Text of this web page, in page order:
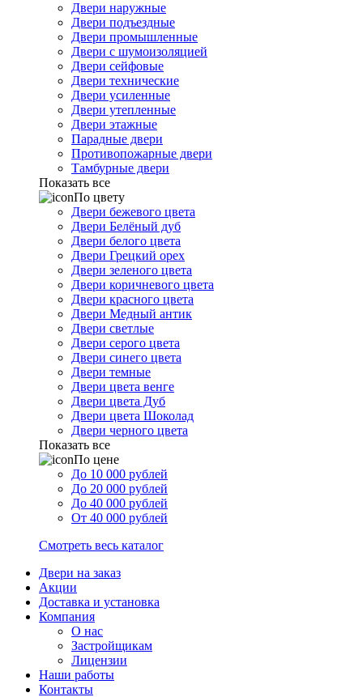
Двери наружные
Двери подъездные
Двери промышленные
Двери с шумоизоляцией
Двери сейфовые
Двери технические
Двери усиленные
Двери утепленные
Двери этажные
Парадные двери
Противопожарные двери
Тамбурные двери
Показать все
По цвету
Двери бежевого цвета
Двери Белёный дуб
Двери белого цвета
Двери Грецкий орех
Двери зеленого цвета
Двери коричневого цвета
Двери красного цвета
Двери Медный антик
Двери светлые
Двери серого цвета
Двери синего цвета
Двери темные
Двери цвета венге
Двери цвета Дуб
Двери цвета Шоколад
Двери черного цвета
Показать все
По цене
До 10 000 рублей
До 20 000 рублей
До 40 000 рублей
От 40 000 рублей
Смотреть весь каталог
Двери на заказ
Акции
Доставка и установка
Компания
О нас
Застройщикам
Лицензии
Наши работы
Контакты